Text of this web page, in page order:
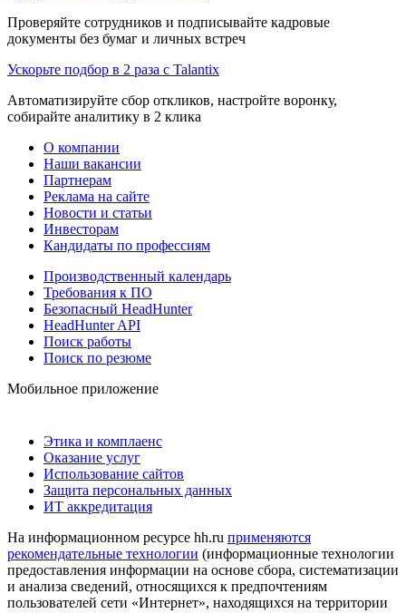
Проверяйте сотрудников и подписывайте кадровые
документы без бумаг и личных встреч
Ускорьте подбор в 2 раза с Talantix
Автоматизируйте сбор откликов, настройте воронку,
собирайте аналитику в 2 клика
О компании
Наши вакансии
Партнерам
Реклама на сайте
Новости и статьи
Инвесторам
Кандидаты по профессиям
Производственный календарь
Требования к ПО
Безопасный HeadHunter
HeadHunter API
Поиск работы
Поиск по резюме
Мобильное приложение
Этика и комплаенс
Оказание услуг
Использование сайтов
Защита персональных данных
ИТ аккредитация
На информационном ресурсе hh.ru применяются
рекомендательные технологии (информационные технологии
предоставления информации на основе сбора, систематизации
и анализа сведений, относящихся к предпочтениям
пользователей сети «Интернет», находящихся на территории